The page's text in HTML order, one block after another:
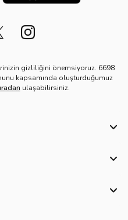
gizliliğini önemsiyoruz. 6698
kapsamında oluşturduğumuz
ulaşabilirsiniz.